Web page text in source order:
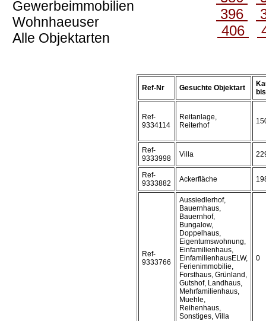
Gewerbeimmobilien
Wohnhaeuser
Alle Objektarten
396
406
Ref-Nr Gesuchte Objektart
Ref-
9334114
Reitanlage,
Reiterhof
Ref-
9333998
Villa
Ref-
9333882
Ackerfläche
Ref-
9333766
Aussiedlerhof,
Bauernhaus,
Bauernhof,
Bungalow,
Doppelhaus,
Eigentumswohnung,
Einfamilienhaus,
EinfamilienhausELW,
Ferienimmobilie,
Forsthaus, Grünland,
Gutshof, Landhaus,
Mehrfamilienhaus,
Muehle,
Reihenhaus,
Sonstiges, Villa
0